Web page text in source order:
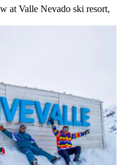
at Valle Nevado ski resort,